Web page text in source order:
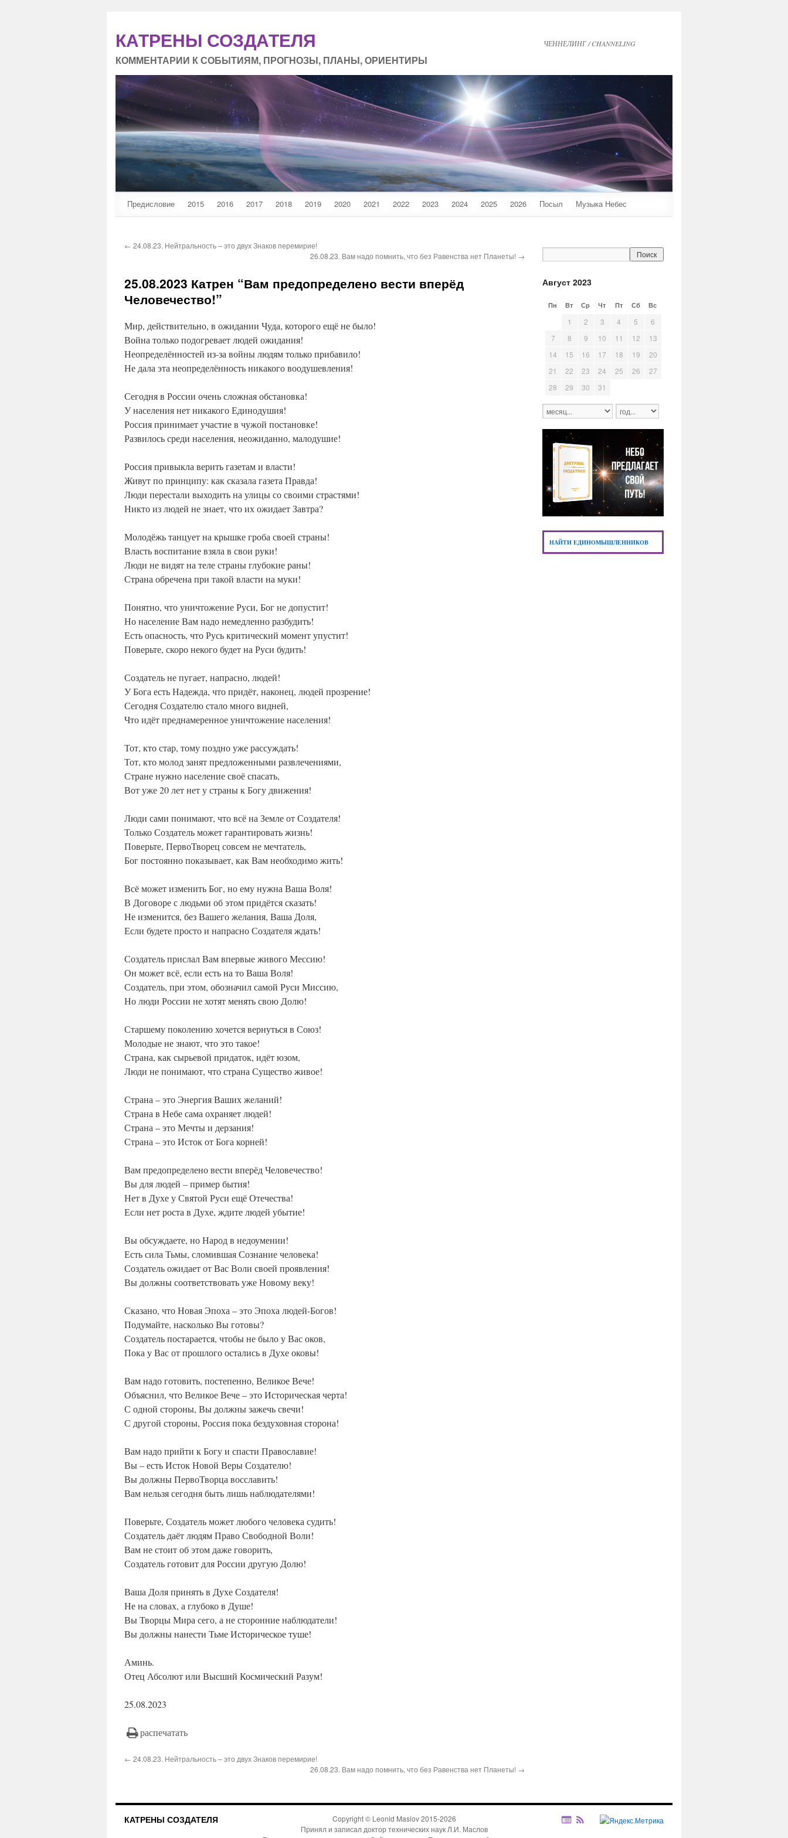
ЧЕННЕЛИНГ / CHANNELING
КАТРЕНЫ СОЗДАТЕЛЯ
КОММЕНТАРИИ К СОБЫТИЯМ, ПРОГНОЗЫ, ПЛАНЫ, ОРИЕНТИРЫ
Предисловие 2015 2016 2017 2018 2019 2020 2021 2022 2023 2024 2025 2026 Посыл Музыка Небес
Август 2023
Пн Вт Ср Чт Пт Сб Вс
1 2 3 4 5
6
7
8 9 10 11 12
13
14
15 16 17 18 19
20
21
22 23 24 25 26
27
28
29 30 31
НАЙТИ ЕДИНОМЫШЛЕННИКОВ
← 24.08.23. Нейтральность – это двух Знаков перемирие!
26.08.23. Вам надо помнить, что без Равенства нет Планеты! →
25.08.2023 Катрен “Вам предопределено вести вперёд
Человечество!”
Мир, действительно, в ожидании Чуда, которого ещё не было!
Война только подогревает людей ожидания!
Неопределённостей из-за войны людям только прибавило!
Не дала эта неопределённость никакого воодушевления!
Сегодня в России очень сложная обстановка!
У населения нет никакого Единодушия!
Россия принимает участие в чужой постановке!
Развилось среди населения, неожиданно, малодушие!
Россия привыкла верить газетам и власти!
Живут по принципу: как сказала газета Правда!
Люди перестали выходить на улицы со своими страстями!
Никто из людей не знает, что их ожидает Завтра?
Молодёжь танцует на крышке гроба своей страны!
Власть воспитание взяла в свои руки!
Люди не видят на теле страны глубокие раны!
Страна обречена при такой власти на муки!
Понятно, что уничтожение Руси, Бог не допустит!
Но население Вам надо немедленно разбудить!
Есть опасность, что Русь критический момент упустит!
Поверьте, скоро некого будет на Руси будить!
Создатель не пугает, напрасно, людей!
У Бога есть Надежда, что придёт, наконец, людей прозрение!
Сегодня Создателю стало много видней,
Что идёт преднамеренное уничтожение населения!
Тот, кто стар, тому поздно уже рассуждать!
Тот, кто молод занят предложенными развлечениями,
Стране нужно население своё спасать,
Вот уже 20 лет нет у страны к Богу движения!
Люди сами понимают, что всё на Земле от Создателя!
Только Создатель может гарантировать жизнь!
Поверьте, ПервоТворец совсем не мечтатель,
Бог постоянно показывает, как Вам необходимо жить!
Всё может изменить Бог, но ему нужна Ваша Воля!
В Договоре с людьми об этом придётся сказать!
Не изменится, без Вашего желания, Ваша Доля,
Если будете просто и напрасно Создателя ждать!
Создатель прислал Вам впервые живого Мессию!
Он может всё, если есть на то Ваша Воля!
Создатель, при этом, обозначил самой Руси Миссию,
Но люди России не хотят менять свою Долю!
Старшему поколению хочется вернуться в Союз!
Молодые не знают, что это такое!
Страна, как сырьевой придаток, идёт юзом,
Люди не понимают, что страна Существо живое!
Страна – это Энергия Ваших желаний!
Страна в Небе сама охраняет людей!
Страна – это Мечты и дерзания!
Страна – это Исток от Бога корней!
Вам предопределено вести вперёд Человечество!
Вы для людей – пример бытия!
Нет в Духе у Святой Руси ещё Отечества!
Если нет роста в Духе, ждите людей убытие!
Вы обсуждаете, но Народ в недоумении!
Есть сила Тьмы, сломившая Сознание человека!
Создатель ожидает от Вас Воли своей проявления!
Вы должны соответствовать уже Новому веку!
Сказано, что Новая Эпоха – это Эпоха людей-Богов!
Подумайте, насколько Вы готовы?
Создатель постарается, чтобы не было у Вас оков,
Пока у Вас от прошлого остались в Духе оковы!
Вам надо готовить, постепенно, Великое Вече!
Объяснил, что Великое Вече – это Историческая черта!
С одной стороны, Вы должны зажечь свечи!
С другой стороны, Россия пока бездуховная сторона!
Вам надо прийти к Богу и спасти Православие!
Вы – есть Исток Новой Веры Создателю!
Вы должны ПервоТворца восславить!
Вам нельзя сегодня быть лишь наблюдателями!
Поверьте, Создатель может любого человека судить!
Создатель даёт людям Право Свободной Воли!
Вам не стоит об этом даже говорить,
Создатель готовит для России другую Долю!
Ваша Доля принять в Духе Создателя!
Не на словах, а глубоко в Душе!
Вы Творцы Мира сего, а не сторонние наблюдатели!
Вы должны нанести Тьме Историческое туше!
Аминь.
Отец Абсолют или Высший Космический Разум!
25.08.2023
распечатать
← 24.08.23. Нейтральность – это двух Знаков перемирие!
26.08.23. Вам надо помнить, что без Равенства нет Планеты! →
КАТРЕНЫ СОЗДАТЕЛЯ Copyright © Leonid Maslov2015-2026
Принял и записал доктор технических наук Л.И. Маслов